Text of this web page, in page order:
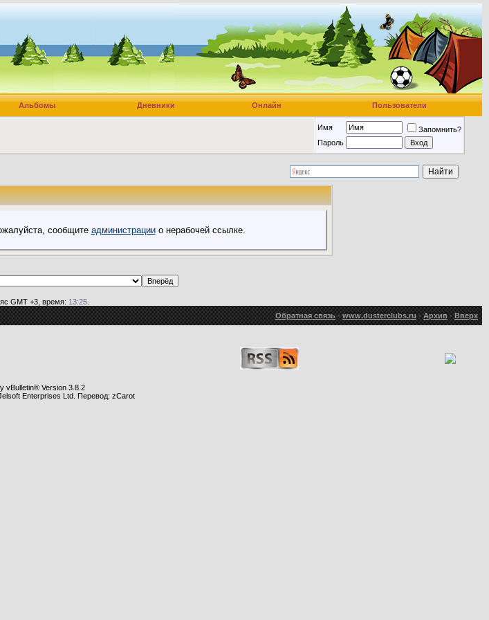
Альбомы Дневники Онлайн Пользователи
Имя
Запомнить?
Пароль
сообщите администрациио нерабочей ссылке.
GMT +3, время: 13:25.
Обратная связь-www.dusterclubs.ru-Архив-Вверх
vBulletin® Version 3.8.2
Enterprises Ltd. Перевод: zCarot